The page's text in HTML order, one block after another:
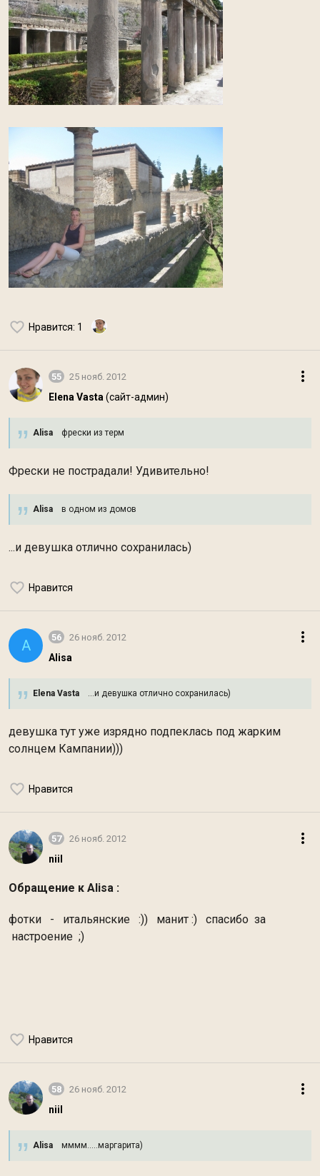
Нравится: 1
55 25 нояб. 2012
Elena Vasta (сайт-админ)
Alisa фрески из терм
Фрески не пострадали! Удивительно!
Alisa в одном из домов
...и девушка отлично сохранилась)
Нравится
A 56 26 нояб. 2012
Alisa
Elena Vasta ...и девушка отлично сохранилась)
девушка тут уже изрядно подпеклась под жарким
солнцем Кампании)))
Нравится
57 26 нояб. 2012
niil
Обращение к Alisa :
фотки - итальянские :)) манит :) cпасибо за
настроение ;)
Нравится
58 26 нояб. 2012
niil
Alisa мммм.....маргарита)